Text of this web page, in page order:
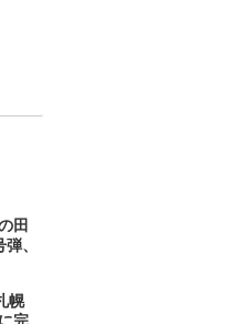
田
、
幌
完